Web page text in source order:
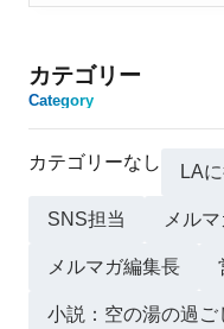
カテゴリー
Category
カテゴリーなし LA
SNS担当 メル
メルマガ編集長
小説：空の湯の過ご